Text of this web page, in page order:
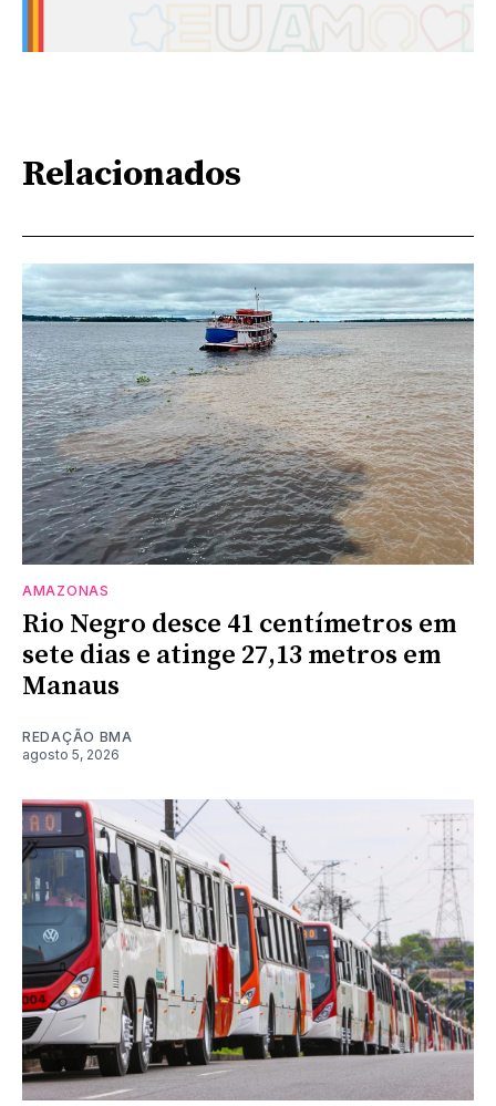
Relacionados
AMAZONAS
Rio Negro desce 41 centímetros em
sete dias e atinge 27,13 metros em
Manaus
REDAÇÃO BMA
agosto 5, 2026